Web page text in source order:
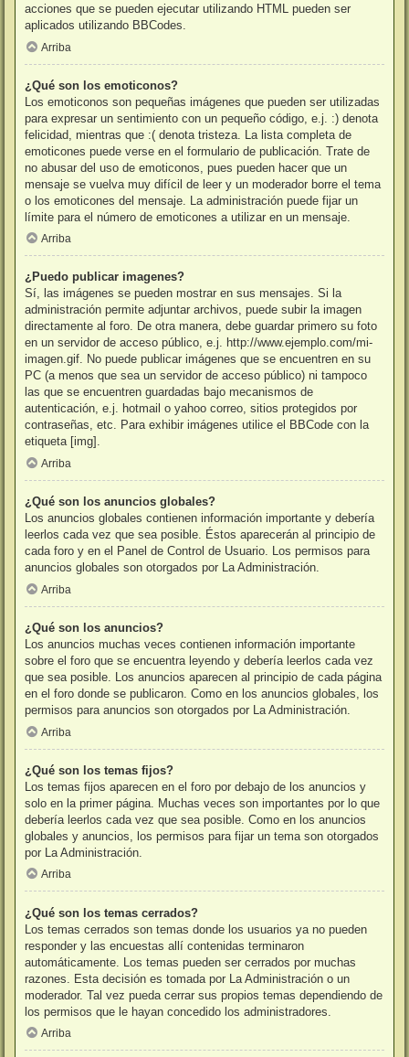
acciones que se pueden ejecutar utilizando HTML pueden ser
aplicados utilizando BBCodes.
Arriba
¿Qué son los emoticonos?
Los emoticonos son pequeñas imágenes que pueden ser utilizadas
para expresar un sentimiento con un pequeño código, e.j. :) denota
felicidad, mientras que :( denota tristeza. La lista completa de
emoticones puede verse en el formulario de publicación. Trate de
no abusar del uso de emoticonos, pues pueden hacer que un
mensaje se vuelva muy difícil de leer y un moderador borre el tema
o los emoticones del mensaje. La administración puede fijar un
límite para el número de emoticones a utilizar en un mensaje.
Arriba
¿Puedo publicar imagenes?
Sí, las imágenes se pueden mostrar en sus mensajes. Si la
administración permite adjuntar archivos, puede subir la imagen
directamente al foro. De otra manera, debe guardar primero su foto
en un servidor de acceso público, e.j. http://www.ejemplo.com/mi-
imagen.gif. No puede publicar imágenes que se encuentren en su
PC (a menos que sea un servidor de acceso público) ni tampoco
las que se encuentren guardadas bajo mecanismos de
autenticación, e.j. hotmail o yahoo correo, sitios protegidos por
contraseñas, etc. Para exhibir imágenes utilice el BBCode con la
etiqueta [img].
Arriba
¿Qué son los anuncios globales?
Los anuncios globales contienen información importante y debería
leerlos cada vez que sea posible. Éstos aparecerán al principio de
cada foro y en el Panel de Control de Usuario. Los permisos para
anuncios globales son otorgados por La Administración.
Arriba
¿Qué son los anuncios?
Los anuncios muchas veces contienen información importante
sobre el foro que se encuentra leyendo y debería leerlos cada vez
que sea posible. Los anuncios aparecen al principio de cada página
en el foro donde se publicaron. Como en los anuncios globales, los
permisos para anuncios son otorgados por La Administración.
Arriba
¿Qué son los temas fijos?
Los temas fijos aparecen en el foro por debajo de los anuncios y
solo en la primer página. Muchas veces son importantes por lo que
debería leerlos cada vez que sea posible. Como en los anuncios
globales y anuncios, los permisos para fijar un tema son otorgados
por La Administración.
Arriba
¿Qué son los temas cerrados?
Los temas cerrados son temas donde los usuarios ya no pueden
responder y las encuestas allí contenidas terminaron
automáticamente. Los temas pueden ser cerrados por muchas
razones. Esta decisión es tomada por La Administración o un
moderador. Tal vez pueda cerrar sus propios temas dependiendo de
los permisos que le hayan concedido los administradores.
Arriba